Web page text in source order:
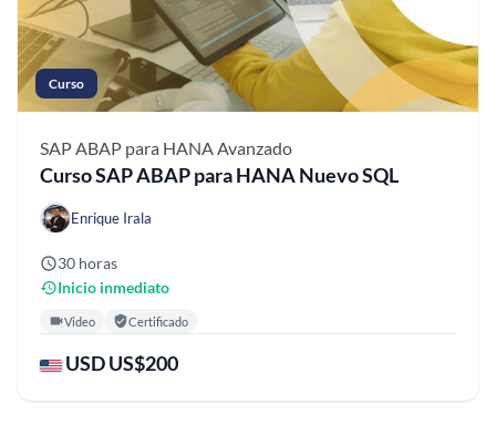
Curso
SAP ABAP para HANAAvanzado
Curso SAP ABAP para HANA Nuevo SQL
Enrique Irala
30 horas
Inicio inmediato
Video Certificado
USD US$200